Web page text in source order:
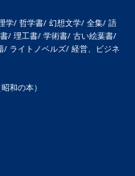
学/ 哲学書/ 幻想文学/ 全集/ 語
/ 理工書/ 学術書/ 古い絵葉書/
ライトノベルズ/ 経営、ビジネ
和の本）